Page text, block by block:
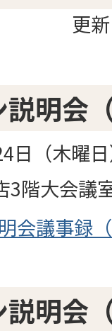
更
明会
日（木曜
3階大会議
会議事録
明会